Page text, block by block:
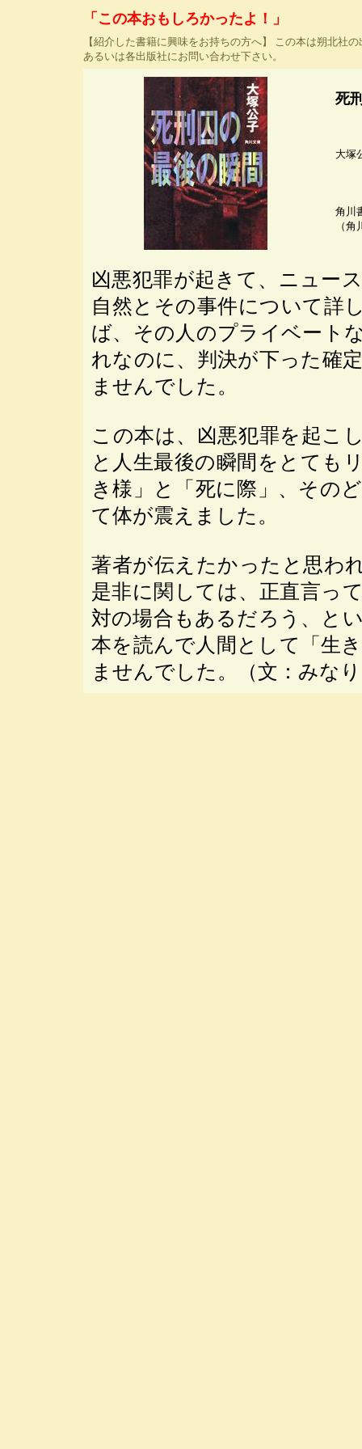
「この本おもしろかったよ！」
【紹介した書籍に興味をお持ちの方へ】 この本は朔北社
あるいは各出版社にお問い合わせ下さい。
死
大塚
角川
（
凶悪犯罪が起きて、ニュー
自然とその事件について詳
ば、その人のプライベート
れなのに、判決が下った確
ませんでした。
この本は、凶悪犯罪を起こ
と人生最後の瞬間をとても
き様」と「死に際」、その
て体が震えました。
著者が伝えたかったと思わ
是非に関しては、正直言っ
対の場合もあるだろう、と
本を読んで人間として「生
ませんでした。（文：みな